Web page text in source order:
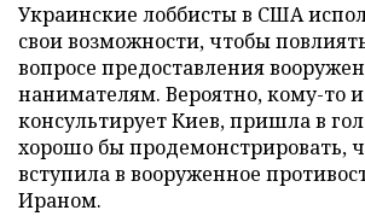
Украинские лоббисты в США
свои возможности, чтобы
вопросе предоставления
нанимателям. Вероятно, кому-то
консультирует Киев, пришла в
хорошо бы продемонстрировать,
вступила в вооруженное
Ираном.